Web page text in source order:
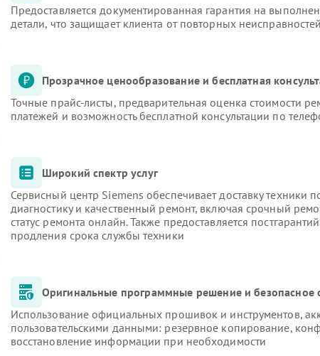
Предоставляется документированная гарантия на
детали, что защищает клиента от повторных неисправностей
Прозрачное ценообразование и бесплатная
Точные прайс-листы, предварительная оценка стоимости
платежей и возможность бесплатной консультации по
Широкий спектр услуг
Сервисный центр Siemens обеспечивает доставку техники
диагностику и качественный ремонт, включая срочный
статус ремонта онлайн. Также предоставляется
продления срока службы техники
Оригинальные программные решение и безопасное
Использование официальных прошивок и инструментов,
пользовательскими данными: резервное копирование,
восстановление информации при необходимости